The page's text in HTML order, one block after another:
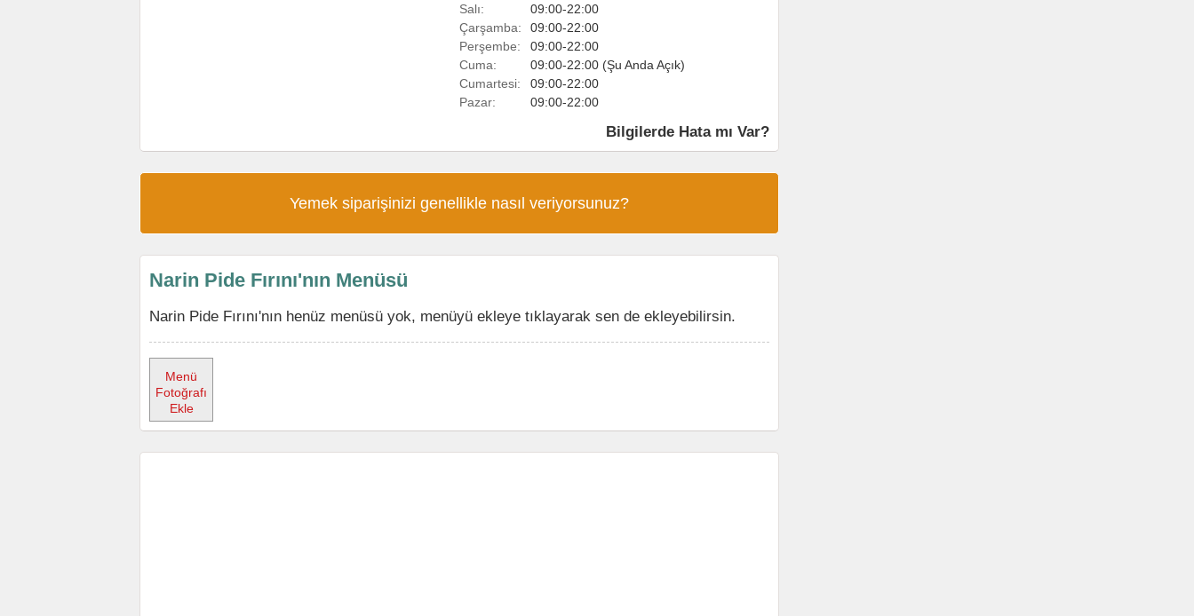
Salı:
09:00-22:00
Çarşamba:
09:00-22:00
Perşembe:
09:00-22:00
Cuma:
09:00-22:00 (Şu Anda Açık)
Cumartesi:
09:00-22:00
Pazar:
09:00-22:00
Bilgilerde Hata mı Var?
Yemek siparişinizi genellikle nasıl veriyorsunuz?
Narin Pide Fırını'nın Menüsü
Narin Pide Fırını'nın henüz menüsü yok, menüyü ekleye tıklayarak sen de ekleyebilirsin.
Menü
Fotoğrafı
Ekle